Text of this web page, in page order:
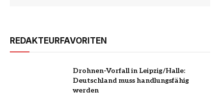
REDAKTEURFAVORITEN
Drohnen-Vorfall in Leipzig/Halle:
Deutschland muss handlungsfähig
werden